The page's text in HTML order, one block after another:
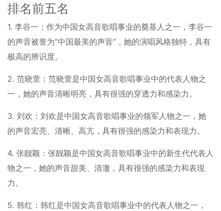
排名前五名
1. 李谷一：作为中国女高音歌唱事业的奠基人之一，李谷一
的声音被誉为“中国最美的声音”，她的演唱风格独特，具有
极高的辨识度。
2. 范晓萱：范晓萱是中国女高音歌唱事业中的代表人物之
一，她的声音清晰明亮，具有很强的穿透力和感染力。
3. 刘欢：刘欢是中国女高音歌唱事业的领军人物之一，她
的声音宏亮、清晰、高亢，具有很强的感染力和表现力。
4. 张靓颖：张靓颖是中国女高音歌唱事业中的新生代代表人
物之一，她的声音甜美、清澈，具有很强的感染力和表现
力。
5. 韩红：韩红是中国女高音歌唱事业中的代表人物之一，